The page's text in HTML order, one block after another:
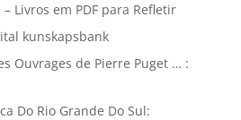
Livros em PDF para Refletir
kunskapsbank
Ouvrages de Pierre Puget … :
Do Rio Grande Do Sul: